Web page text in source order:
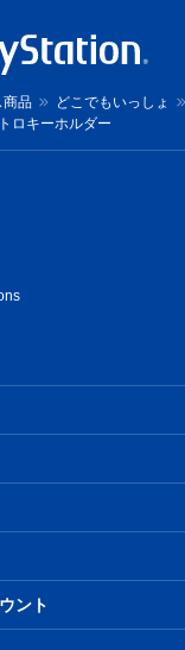
商品
どこでもいっしょ
ロキーホルダー
ント